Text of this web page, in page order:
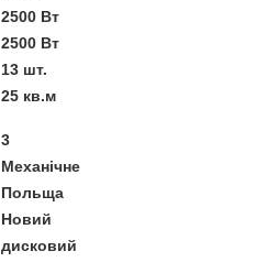
2500 Вт
2500 Вт
13 шт.
25 кв.м
3
Механічне
Польща
Новий
дисковий